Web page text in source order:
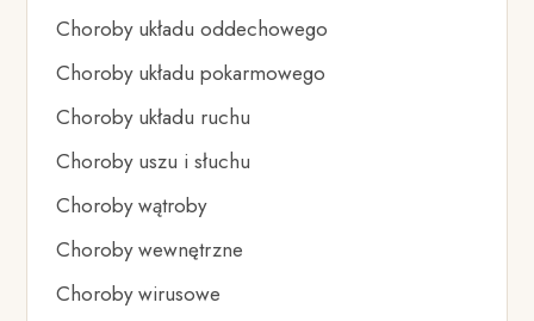
Choroby układu oddechowego
Choroby układu pokarmowego
Choroby układu ruchu
Choroby uszu i słuchu
Choroby wątroby
Choroby wewnętrzne
Choroby wirusowe